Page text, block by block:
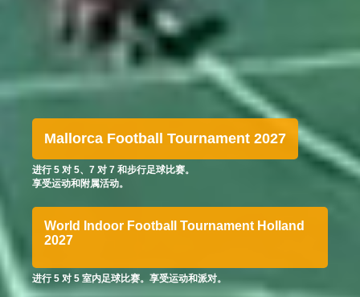
Mallorca Football Tournament 2027
进行 5 对 5、7 对 7 和步行足球比赛。
享受运动和附属活动。
World Indoor Football Tournament Holland
2027
进行 5 对 5 室内足球比赛。享受运动和派对。